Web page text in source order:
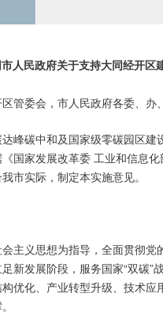
人民政府关于支持大同经开区
管委会，市人民政府各委、办
峰碳中和及国家级零碳园区
国家发展改革委 工业和信息
市实际，制定本实施意见。
主义思想为指导，全面贯彻
新发展阶段，服务国家“双碳
优化、产业转型升级、技术